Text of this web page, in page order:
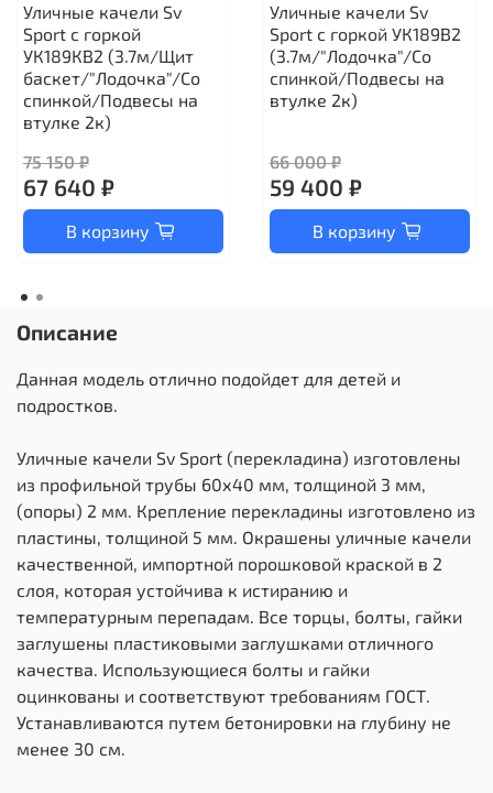
Уличные качели Sv
Sport с горкой
УК189КВ2 (3.7м/Щит
баскет/"Лодочка"/Со
спинкой/Подвесы на
втулке 2к)
75 150 ₽
67 640 ₽
В корзину
Уличные качели Sv
Sport с горкой УК189В2
(3.7м/"Лодочка"/Со
спинкой/Подвесы на
втулке 2к)
66 000 ₽
59 400 ₽
В корзину
Описание
Данная модель отлично подойдет для детей и
подростков.
Уличные качели Sv Sport (перекладина) изготовлены
из профильной трубы 60х40 мм, толщиной 3 мм,
(опоры) 2 мм. Крепление перекладины изготовлено из
пластины, толщиной 5 мм. Окрашены уличные качели
качественной, импортной порошковой краской в 2
слоя, которая устойчива к истиранию и
температурным перепадам. Все торцы, болты, гайки
заглушены пластиковыми заглушками отличного
качества. Использующиеся болты и гайки
оцинкованы и соответствуют требованиям ГОСТ.
Устанавливаются путем бетонировки на глубину не
менее 30 см.